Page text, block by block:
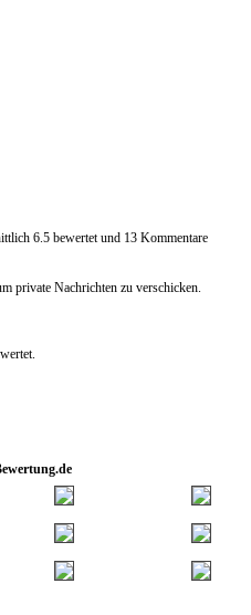
6.5 bewertet und 13 Kommentare
private Nachrichten zu verschicken.